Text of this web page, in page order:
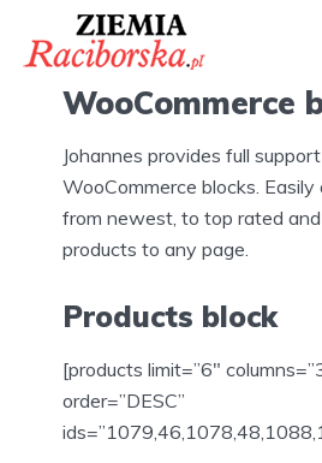
WooCommerce
Johannes provides full
WooCommerce blocks.
from newest, to top rated
products to any page.
Products block
[products limit=”6″
order=”DESC”